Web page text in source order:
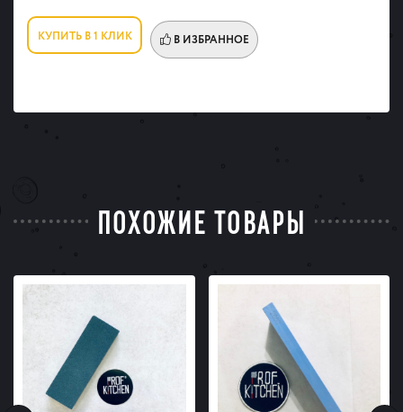
КУПИТЬ В 1 КЛИК В ИЗБРАННОЕ
ПОХОЖИЕ ТОВАРЫ